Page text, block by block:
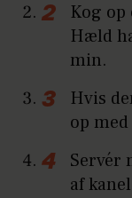
Kog op
Hæld
min.
Hvis
op
Servér
af